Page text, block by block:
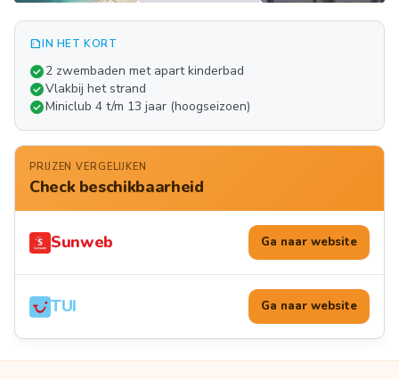
summarizeIN HET KORT
check_circle2 zwembaden met apart kinderbad
check_circleVlakbij het strand
check_circleMiniclub 4 t/m 13 jaar (hoogseizoen)
PRIJZEN VERGELIJKEN
Check beschikbaarheid
Sunweb Ga naar website
TUI Ga naar website